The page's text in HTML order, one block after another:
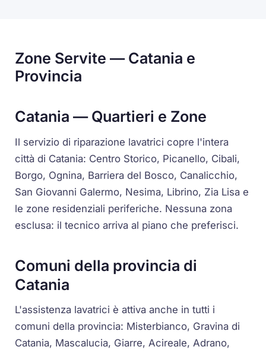
Zone Servite — Catania e
Provincia
Catania — Quartieri e Zone
Il servizio di riparazione lavatrici copre l'intera
città di Catania: Centro Storico, Picanello, Cibali,
Borgo, Ognina, Barriera del Bosco, Canalicchio,
San Giovanni Galermo, Nesima, Librino, Zia Lisa e
le zone residenziali periferiche. Nessuna zona
esclusa: il tecnico arriva al piano che preferisci.
Comuni della provincia di
Catania
L'assistenza lavatrici è attiva anche in tutti i
comuni della provincia: Misterbianco, Gravina di
Catania, Mascalucia, Giarre, Acireale, Adrano,